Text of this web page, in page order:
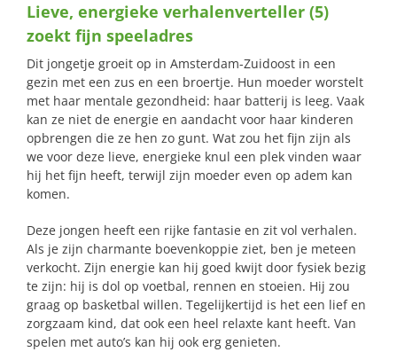
naar:
Lieve, energieke verhalenverteller (5)
zoekt fijn speeladres
Dit jongetje groeit op in Amsterdam-Zuidoost in een
gezin met een zus en een broertje. Hun moeder worstelt
met haar mentale gezondheid: haar batterij is leeg. Vaak
kan ze niet de energie en aandacht voor haar kinderen
opbrengen die ze hen zo gunt. Wat zou het fijn zijn als
we voor deze lieve, energieke knul een plek vinden waar
hij het fijn heeft, terwijl zijn moeder even op adem kan
komen.
Deze jongen heeft een rijke fantasie en zit vol verhalen.
Als je zijn charmante boevenkoppie ziet, ben je meteen
verkocht. Zijn energie kan hij goed kwijt door fysiek bezig
te zijn: hij is dol op voetbal, rennen en stoeien. Hij zou
graag op basketbal willen. Tegelijkertijd is het een lief en
zorgzaam kind, dat ook een heel relaxte kant heeft. Van
spelen met auto’s kan hij ook erg genieten.